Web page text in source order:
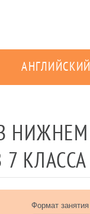
АНГЛИЙСКИЙ
НИЖНЕМ
КЛАССА
Формат занятия